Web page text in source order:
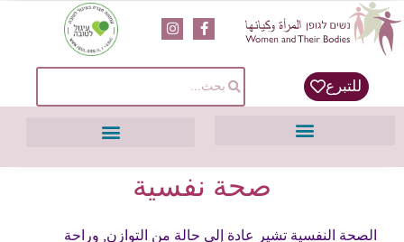
content
للتبرع
صحة نفسية
الصحة النفسية تشير عادة إلى حالة من التوازن, وراحة